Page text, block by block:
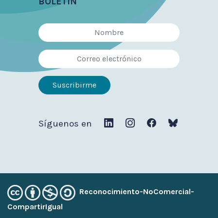
Síguenos en
Reconocimiento-NoComercial-
CompartirIgual